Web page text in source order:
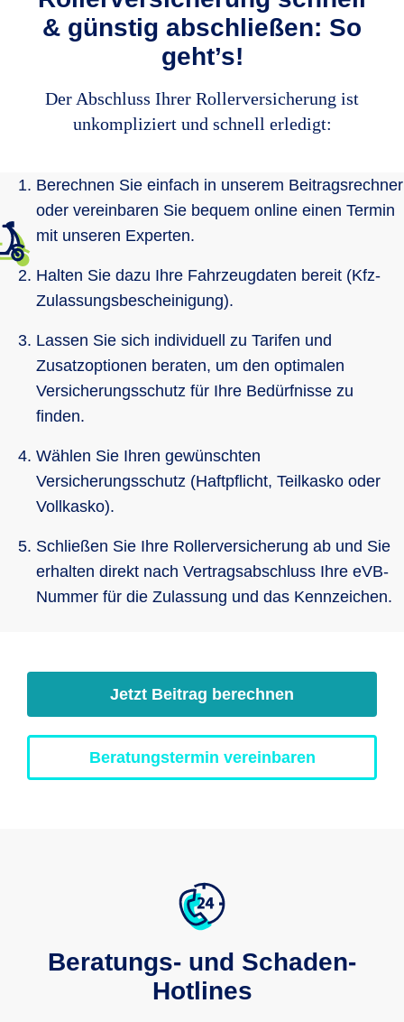
& günstig abschließen: So
geht’s!
Der Abschluss Ihrer Rollerversicherung ist
unkompliziert und schnell erledigt:
Berechnen Sie einfach in unserem Beitragsrechner
oder vereinbaren Sie bequem online einen Termin
mit unseren Experten.
Halten Sie dazu Ihre Fahrzeugdaten bereit (Kfz-
Zulassungsbescheinigung).
Lassen Sie sich individuell zu Tarifen und
Zusatzoptionen beraten, um den optimalen
Versicherungsschutz für Ihre Bedürfnisse zu
finden.
Wählen Sie Ihren gewünschten
Versicherungsschutz (Haftpflicht, Teilkasko oder
Vollkasko).
Schließen Sie Ihre Rollerversicherung ab und Sie
erhalten direkt nach Vertragsabschluss Ihre eVB-
Nummer für die Zulassung und das Kennzeichen.
Jetzt Beitrag berechnen
Beratungstermin vereinbaren
Beratungs- und Schaden-
Hotlines